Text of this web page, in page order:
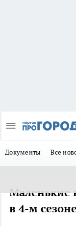
Документы Все
Маленькие
в 4-м